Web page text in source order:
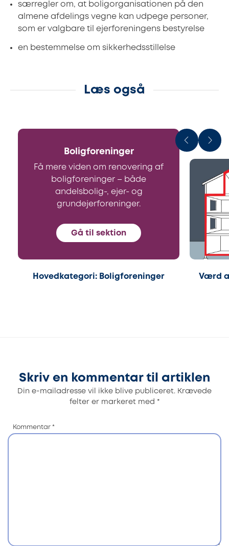
særregler om, at boligorganisationen på den
almene afdelings vegne kan udpege personer,
som er valgbare til ejerforeningens bestyrelse
en bestemmelse om sikkerhedsstillelse
Læs også
Boligforeninger
Få mere viden om renovering af
boligforeninger – både
andelsbolig-, ejer- og
grundejerforeninger.
Gå til sektion
Hovedkategori: Boligforeninger Værd
Skriv en kommentar til artiklen
Din e-mailadresse vil ikke blive publiceret. Krævede
felter er markeret med *
Kommentar *